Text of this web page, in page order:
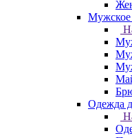
Мужское
Одежда